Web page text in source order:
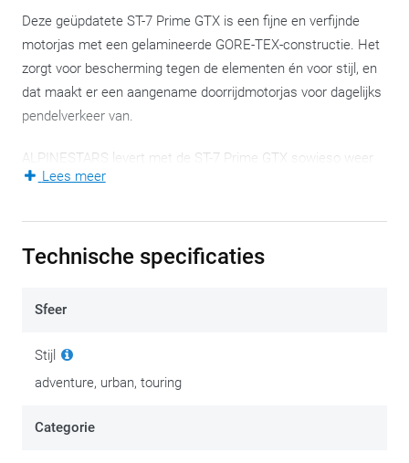
Deze geüpdatete ST-7 Prime GTX is een fijne en verfijnde
motorjas met een gelamineerde GORE-TEX-constructie. Het
zorgt voor bescherming tegen de elementen én voor stijl, en
dat maakt er een aangename doorrijdmotorjas voor dagelijks
pendelverkeer van.
ALPINESTARS levert met de ST-7 Prime GTX sowieso weer
een klasbak af. De GTX verwijst naar het
perfectie en houdt vocht aan de buitenzijde. Dat laat het
dat er – zoals met losse membranen vaak wel het geval is –
omgekeerde richting garandeert de GORE-TEX zelf
klimaathuishouding. De specifieke constructie zorgt voor een
relatief licht geheel. Slim geplaatst ripstop voegt nog een
Lees meer
Technische specificaties
Sfeer
Stijl
adventure, urban, touring
Categorie